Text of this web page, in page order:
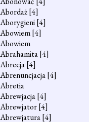
Abordaż[4]
Aborygieni[4]
Abowiem[4]
Abowiem
Abrahamita[4]
Abrecja[4]
Abrenuncjacja[4]
Abretia
Abrewjacja[4]
Abrewjator[4]
Abrewjatura[4]